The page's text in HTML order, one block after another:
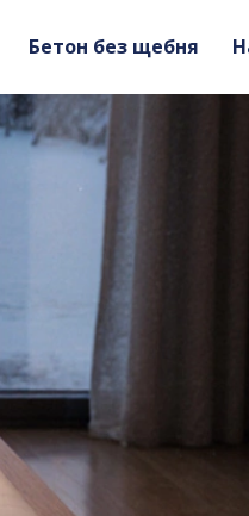
Бетон без щебня